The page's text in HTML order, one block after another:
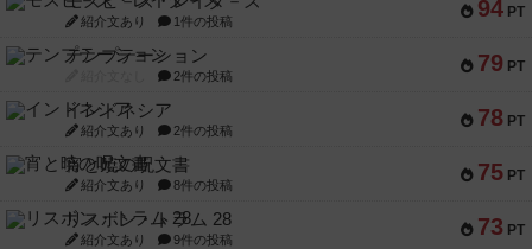
94 PT
紹介文あり 1件の投稿
79 PT
テンプテーション
2件の投稿
78 PT
インドネシア
紹介文あり 2件の投稿
75 PT
宵と暁の呪文書
紹介文あり 8件の投稿
73 PT
リスボン・トラム 28
紹介文あり 9件の投稿